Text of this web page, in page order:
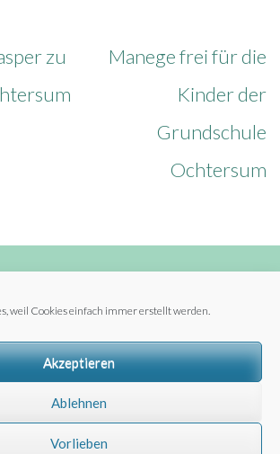
weil Cookies einfach immer erstellt werden.
Akzeptieren
Ablehnen
Vorlieben
zu
Manege frei für die
Kinder der
Grundschule
Ochtersum